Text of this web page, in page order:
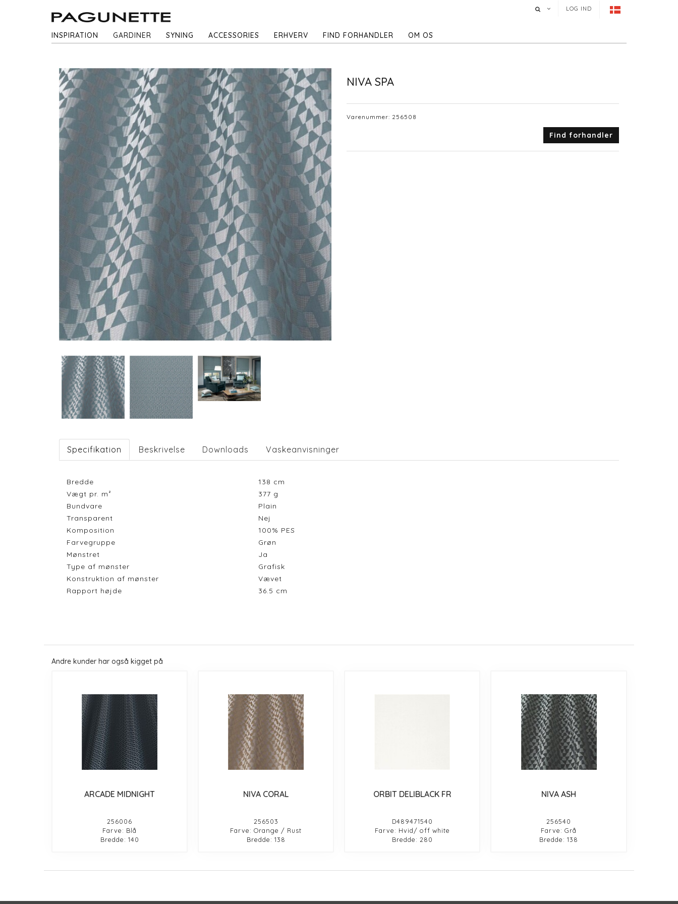
LOG IND
INSPIRATION GARDINER SYNING ACCESSORIES ERHVERV FIND FORHANDLER OM OS
NIVA SPA
Varenummer: 256508
Find forhandler
Specifikation Beskrivelse Downloads Vaskeanvisninger
Bredde 138 cm
Vægt pr. m²
377 g
Bundvare
Plain
Transparent
Nej
Komposition
100% PES
Farvegruppe
Grøn
Mønstret
Ja
Type af mønster
Grafisk
Konstruktion af mønster
Vævet
Rapport højde
36.5 cm
Andre kunder har også kigget på
ARCADE MIDNIGHT
256006
Farve: Blå
Bredde: 140
NIVA CORAL
256503
Farve: Orange / Rust
Bredde: 138
ORBIT DELIBLACK FR
D489471540
Farve: Hvid/ off white
Bredde: 280
NIVA ASH
256540
Farve: Grå
Bredde: 138